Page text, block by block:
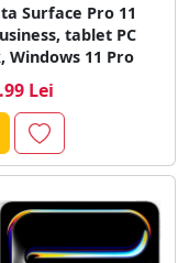
Surface Pro 11
tablet PC
Windows 11 Pro
Lei